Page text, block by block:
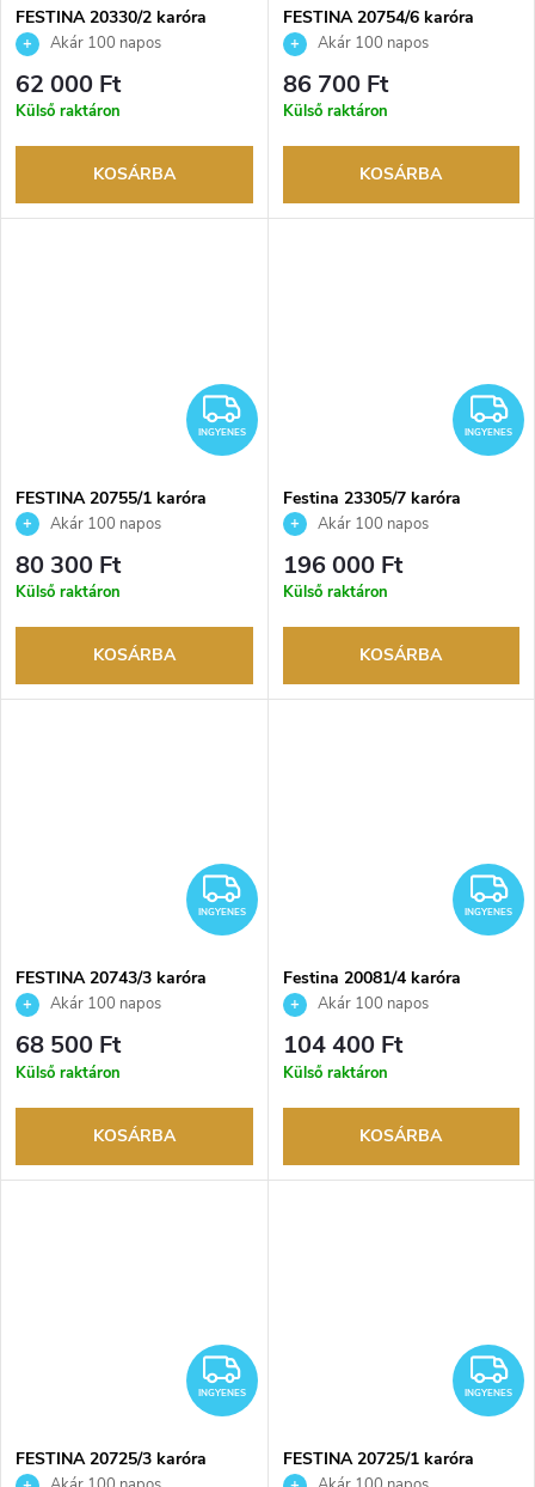
FESTINA 20330/2 karóra
Akár 100 napos
visszaküldési lehetőség. Hivatalos
márkakereskedő.
62 000 Ft
Külső raktáron
KOSÁRBA
FESTINA 20754/6 karóra
Akár 100 napos
visszaküldési lehetőség. Hivatalos
márkakereskedő.
86 700 Ft
Külső raktáron
KOSÁRBA
INGYENES
INGYENES
FESTINA 20755/1 karóra
Akár 100 napos
visszaküldési lehetőség. Hivatalos
márkakereskedő.
80 300 Ft
Külső raktáron
KOSÁRBA
INGYENES
Festina 23305/7 karóra
Akár 100 napos
visszaküldési lehetőség. Hivatalos
márkakereskedő.
196 000 Ft
Külső raktáron
KOSÁRBA
INGYENES
INGYENES
FESTINA 20743/3 karóra
Akár 100 napos
visszaküldési lehetőség. Hivatalos
márkakereskedő.
68 500 Ft
Külső raktáron
KOSÁRBA
INGYENES
Festina 20081/4 karóra
Akár 100 napos
visszaküldési lehetőség. Hivatalos
márkakereskedő.
104 400 Ft
Külső raktáron
KOSÁRBA
INGYENES
INGYENES
FESTINA 20725/3 karóra
INGYENES
FESTINA 20725/1 karóra